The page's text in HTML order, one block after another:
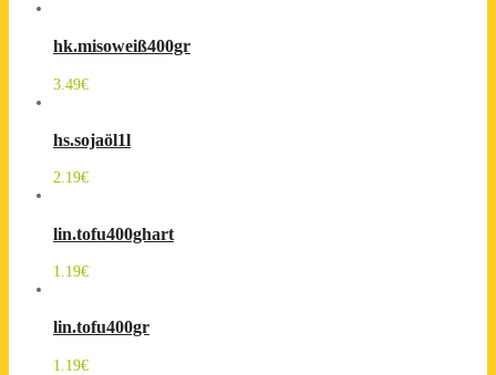
hk.misoweiß400gr
3.49€
hs.sojaöl1l
2.19€
lin.tofu400ghart
1.19€
lin.tofu400gr
1.19€